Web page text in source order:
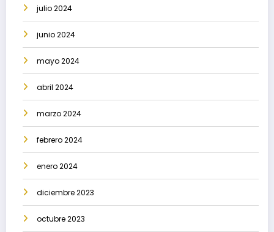
julio 2024
junio 2024
mayo 2024
abril 2024
marzo 2024
febrero 2024
enero 2024
diciembre 2023
octubre 2023